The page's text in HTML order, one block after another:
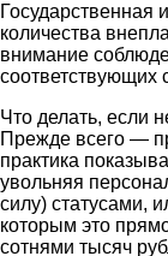
Государственная
количества
внимание
соответствующих
Что делать, если
Прежде всего —
практика
увольняя
силу) статусами,
которым это
сотнями тысяч